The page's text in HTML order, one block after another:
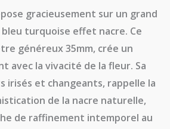
gracieusement sur un grand
turquoise effet nacre. Ce
généreux 35mm, crée un
avec la vivacité de la fleur. Sa
irisés et changeants, rappelle la
de la nacre naturelle,
de raffinement intemporel au